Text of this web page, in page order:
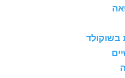
בשוקולד